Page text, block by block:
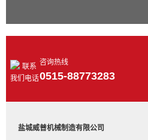
咨询热线
0515-88773283
盐城威普机械制造有限公司